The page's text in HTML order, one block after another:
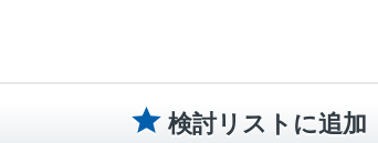
検討リストに追加